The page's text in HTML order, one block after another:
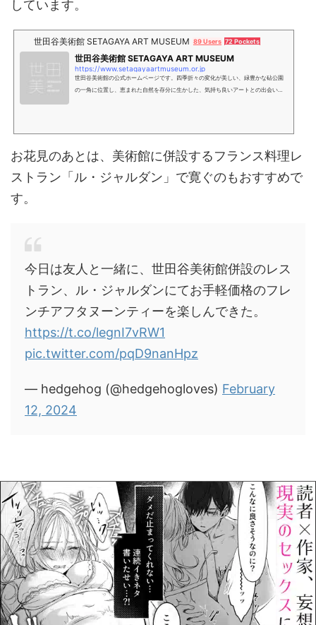
しています。
世田谷美術館 SETAGAYA ART MUSEUM 89 Users 72 Pockets
世田谷美術館 SETAGAYA ART MUSEUM
https://www.setagayaartmuseum.or.jp
世田谷美術館の公式ホームページです。四季折々の変化が美しい、緑豊かな砧公園
の一角に位置し、恵まれた自然を存分に生かした、気持ち良いアートとの出会いの
お花見のあとは、美術館に併設するフランス料理レ
ストラン「ル・ジャルダン」で寛ぐのもおすすめで
す。
今日は友人と一緒に、世田谷美術館併設のレス
トラン、ル・ジャルダンにてお手軽価格のフレ
ンチアフタヌーンティーを楽しんできた。
https://t.co/legnI7vRW1
pic.twitter.com/pqD9nanHpz
— hedgehog (@hedgehogloves) February
12, 2024